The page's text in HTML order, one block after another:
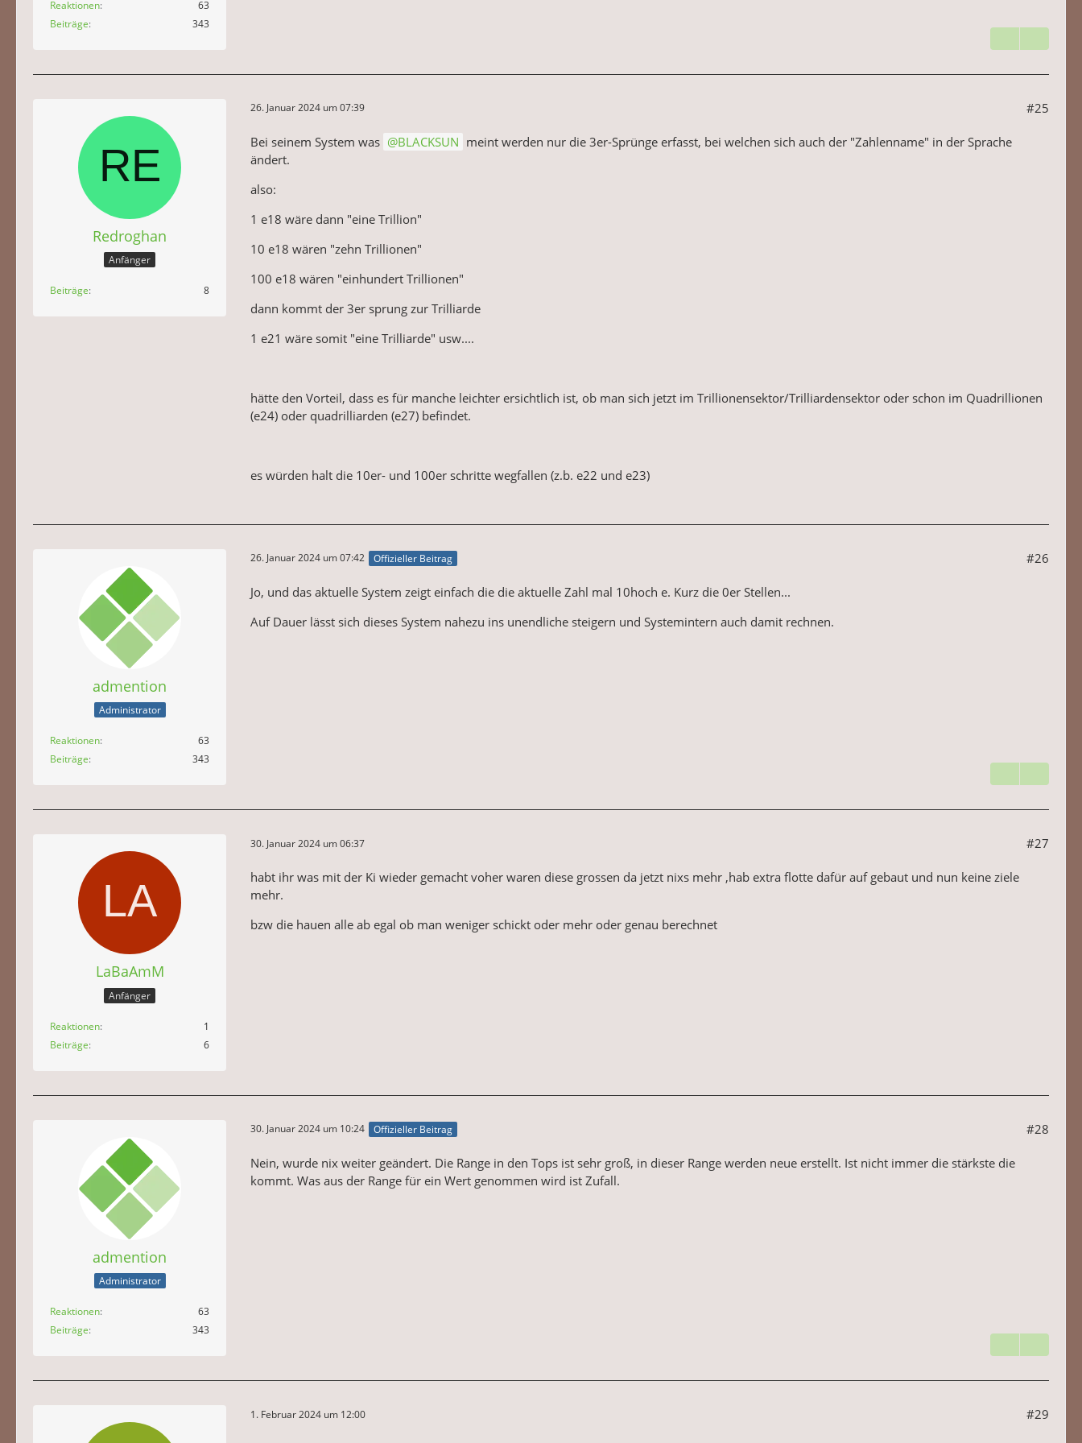
Reaktionen
63
Beiträge
343
Redroghan
Anfänger
Beiträge 8
26. Januar 2024 um 07:39 #25
Bei seinem System was BLACKSUN meint werden nur die 3er-Sprünge erfasst, bei welchen sich auch der "Zahlenname" in der Sprache
ändert.
also:
1 e18 wäre dann "eine Trillion"
10 e18 wären "zehn Trillionen"
100 e18 wären "einhundert Trillionen"
dann kommt der 3er sprung zur Trilliarde
1 e21 wäre somit "eine Trilliarde" usw....
hätte den Vorteil, dass es für manche leichter ersichtlich ist, ob man sich jetzt im Trillionensektor/Trilliardensektor oder schon im Quadrillionen
(e24) oder quadrilliarden (e27) befindet.
es würden halt die 10er- und 100er schritte wegfallen (z.b. e22 und e23)
admention
Administrator
Reaktionen
63
Beiträge
343
26. Januar 2024 um 07:42 Offizieller Beitrag #26
Jo, und das aktuelle System zeigt einfach die die aktuelle Zahl mal 10hoch e. Kurz die 0er Stellen...
Auf Dauer lässt sich dieses System nahezu ins unendliche steigern und Systemintern auch damit rechnen.
LaBaAmM
Anfänger
Reaktionen
1
Beiträge
6
30. Januar 2024 um 06:37 #27
habt ihr was mit der Ki wieder gemacht voher waren diese grossen da jetzt nixs mehr ,hab extra flotte dafür auf gebaut und nun keine ziele
mehr.
bzw die hauen alle ab egal ob man weniger schickt oder mehr oder genau berechnet
admention
Administrator
Reaktionen
63
Beiträge
343
30. Januar 2024 um 10:24 Offizieller Beitrag #28
Nein, wurde nix weiter geändert. Die Range in den Tops ist sehr groß, in dieser Range werden neue erstellt. Ist nicht immer die stärkste die
kommt. Was aus der Range für ein Wert genommen wird ist Zufall.
1. Februar 2024 um 12:00 #29